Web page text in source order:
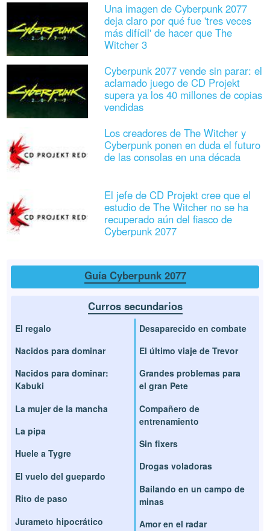
Una imagen de Cyberpunk 2077
deja claro por qué fue 'tres veces
más difícil' de hacer que The
Witcher 3
Cyberpunk 2077 vende sin parar: el
aclamado juego de CD Projekt
supera ya los 40 millones de copias
vendidas
Los creadores de The Witcher y
Cyberpunk ponen en duda el futuro
de las consolas en una década
El jefe de CD Projekt cree que el
estudio de The Witcher no se ha
recuperado aún del fiasco de
Cyberpunk 2077
Guía Cyberpunk 2077
Curros secundarios
El regalo
Nacidos para dominar
Nacidos para dominar:
Kabuki
La mujer de la mancha
La pipa
Huele a Tygre
El vuelo del guepardo
Rito de paso
Jurameto hipocrático
Desaparecido en combate
El último viaje de Trevor
Grandes problemas para
el gran Pete
Compañero de
entrenamiento
Sin fixers
Drogas voladoras
Bailando en un campo de
minas
Amor en el radar